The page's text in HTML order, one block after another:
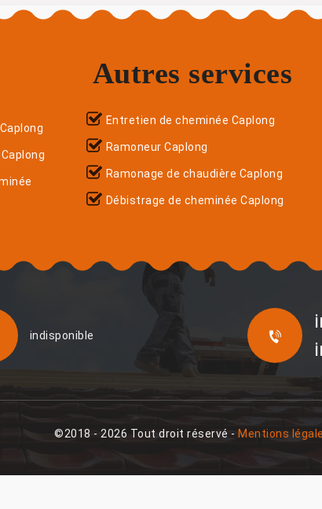
Autres services
Entretien de cheminée Caplong
Ramoneur Caplong
Ramonage de chaudière Caplong
Débistrage de cheminée Caplong
indisponible
©2018 - 2026 Tout droit réservé - Mentions